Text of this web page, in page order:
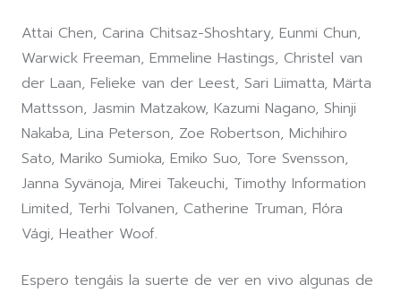
Attai Chen, Carina Chitsaz-Shoshtary, Eunmi Chun,
Warwick Freeman, Emmeline Hastings, Christel van
der Laan, Felieke van der Leest, Sari Liimatta, Märta
Mattsson, Jasmin Matzakow, Kazumi Nagano, Shinji
Nakaba, Lina Peterson, Zoe Robertson, Michihiro
Sato, Mariko Sumioka, Emiko Suo, Tore Svensson,
Janna Syvänoja, Mirei Takeuchi, Timothy Information
Limited, Terhi Tolvanen, Catherine Truman, Flóra
Vági, Heather Woof.
Espero tengáis la suerte de ver en vivo algunas de